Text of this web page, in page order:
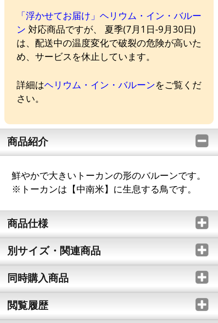
「浮かせてお届け」ヘリウム・イン・バルー
ン 対応商品ですが、 夏季(7月1日-9月30日)
は、配送中の温度変化で破裂の危険が高いた
め、サービスを休止しています。
詳細はヘリウム・イン・バルーンをご覧くだ
さい。
商品紹介
鮮やかで大きいトーカンの形のバルーンです。
※トーカンは【中南米】に生息する鳥です。
商品仕様
別サイズ・関連商品
同時購入商品
閲覧履歴